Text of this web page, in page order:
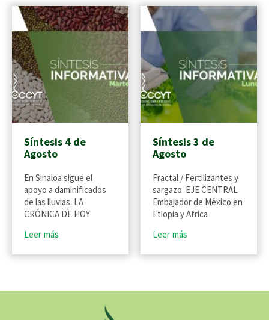
Síntesis 4 de
Agosto
En Sinaloa sigue el
apoyo a daminificados
de las lluvias. LA
CRÓNICA DE HOY
Leer más
Síntesis 3 de
Agosto
Fractal / Fertilizantes y
sargazo. EJE CENTRAL
Embajador de México en
Etiopia y Africa
Leer más